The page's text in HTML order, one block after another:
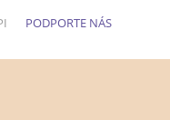
PODPORTE NÁS